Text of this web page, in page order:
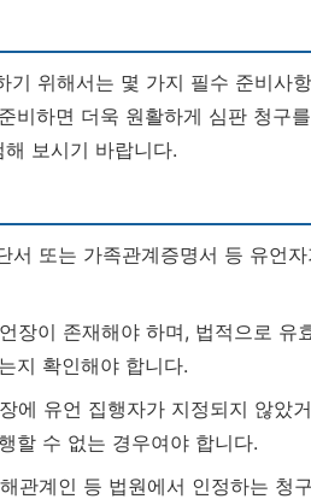
기 위해서는 몇 가지 필수 준비사
비하면 더욱 원활하게 심판 청구
보시기 바랍니다.
서 또는 가족관계증명서 등 유언
장이 존재해야 하며, 법적으로 유
지 확인해야 합니다.
에 유언 집행자가 지정되지 않았
할 수 없는 경우여야 합니다.
관계인 등 법원에서 인정하는 청